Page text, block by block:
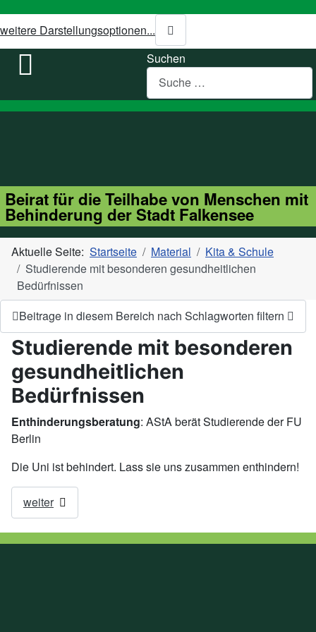
weitere Darstellungsoptionen...
Suchen
Beirat für die Teilhabe von Menschen mit
Behinderung der Stadt Falkensee
Aktuelle Seite: Startseite Material
Kita & Schule
Studierende mit besonderen gesundheitlichen
Bedürfnissen
Beitrage in diesem Bereich nach Schlagworten filtern
Studierende mit besonderen
gesundheitlichen
Bedürfnissen
Enthinderungsberatung: AStA berät Studierende der FU
Berlin
Die Uni ist behindert. Lass sie uns zusammen enthindern!
weiter